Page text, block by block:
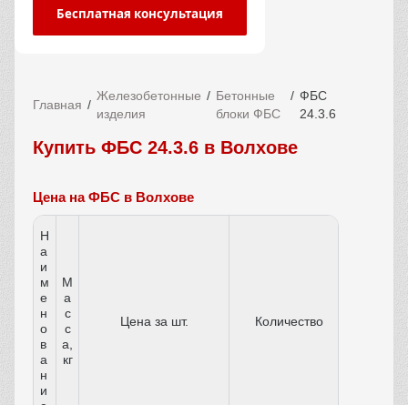
Бесплатная консультация
Главная
Железобетонные
изделия
Бетонные
блоки ФБС
ФБС
24.3.6
Купить ФБС 24.3.6 в Волхове
Цена на ФБС в Волхове
Н
а
и
м
е
н
о
в
а
н
и
М
а
с
с
а,
кг
Цена за шт. Количество